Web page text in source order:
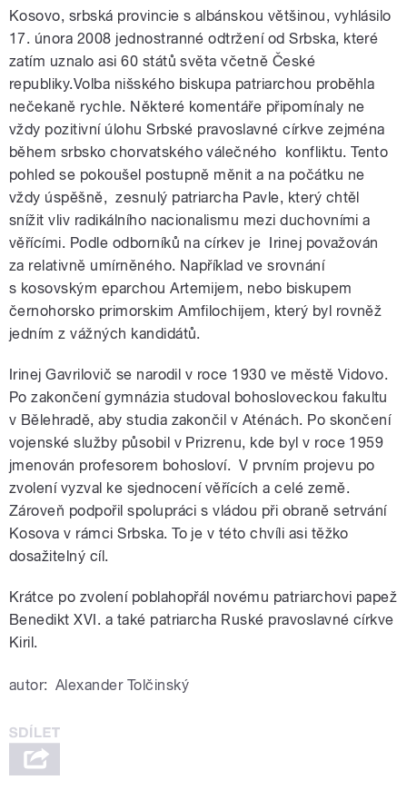
Kosovo, srbská provincie s albánskou většinou, vyhlásilo
17. února 2008 jednostranné odtržení od Srbska, které
zatím uznalo asi 60 států světa včetně České
republiky.Volba nišského biskupa patriarchou proběhla
nečekaně rychle. Některé komentáře připomínaly ne
vždy pozitivní úlohu Srbské pravoslavné církve zejména
během srbsko chorvatského válečného konfliktu. Tento
pohled se pokoušel postupně měnit a na počátku ne
vždy úspěšně, zesnulý patriarcha Pavle, který chtěl
snížit vliv radikálního nacionalismu mezi duchovními a
věřícími. Podle odborníků na církev je Irinej považován
za relativně umírněného. Například ve srovnání
s kosovským eparchou Artemijem, nebo biskupem
černohorsko primorskim Amfilochijem, který byl rovněž
jedním z vážných kandidátů.
Irinej Gavrilovič se narodil v roce 1930 ve městě Vidovo.
Po zakončení gymnázia studoval bohosloveckou fakultu
v Bělehradě, aby studia zakončil v Aténách. Po skončení
vojenské služby působil v Prizrenu, kde byl v roce 1959
jmenován profesorem bohosloví. V prvním projevu po
zvolení vyzval ke sjednocení věřících a celé země.
Zároveň podpořil spolupráci s vládou při obraně setrvání
Kosova v rámci Srbska. To je v této chvíli asi těžko
dosažitelný cíl.
Krátce po zvolení poblahopřál novému patriarchovi papež
Benedikt XVI. a také patriarcha Ruské pravoslavné církve
Kiril.
autor: Alexander Tolčinský